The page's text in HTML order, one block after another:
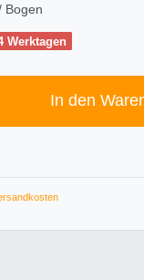
Bogen
Werktagen
In den